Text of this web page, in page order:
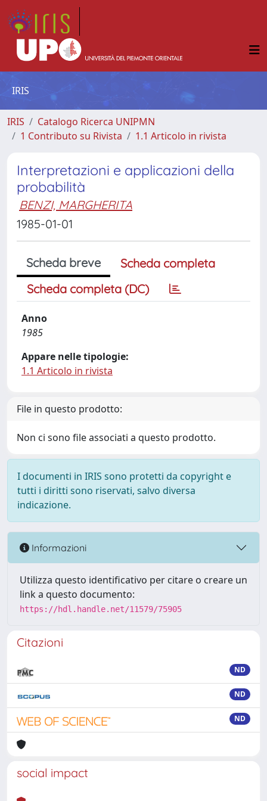
IRIS
IRIS
Catalogo Ricerca UNIPMN
1 Contributo su Rivista
1.1 Articolo in rivista
Interpretazioni e applicazioni della
probabilità
BENZI, MARGHERITA
1985-01-01
Scheda breve
Scheda completa
Scheda completa (DC)
Anno
1985
Appare nelle tipologie:
1.1 Articolo in rivista
File in questo prodotto:
Non ci sono file associati a questo prodotto.
I documenti in IRIS sono protetti da copyright e
tutti i diritti sono riservati, salvo diversa
indicazione.
Informazioni
Utilizza questo identificativo per citare o creare un
link a questo documento:
https://hdl.handle.net/11579/75905
Citazioni
ND
ND
ND
social impact